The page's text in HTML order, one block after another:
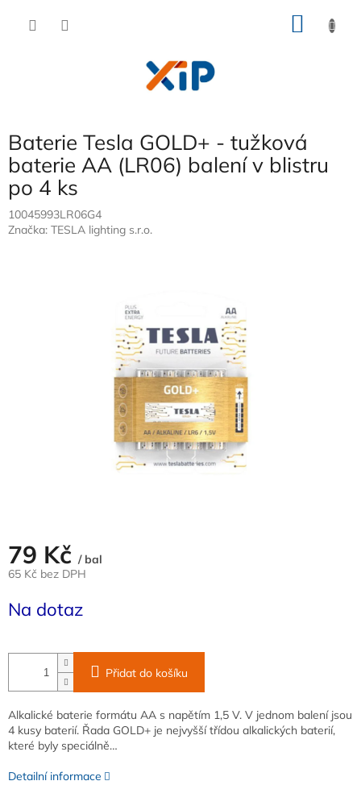
Baterie Tesla GOLD+ - tužková
baterie AA (LR06) balení v blistru
po 4 ks
10045993LR06G4
Značka: TESLA lighting s.r.o.
79 Kč / bal
65 Kč bez DPH
cena:
Na dotaz
Přidat do košíku
Alkalické baterie formátu AA s napětím 1,5 V. V jednom balení jsou
4 kusy baterií. Řada GOLD+ je nejvyšší třídou alkalických baterií,
které byly speciálně…
Detailní informace